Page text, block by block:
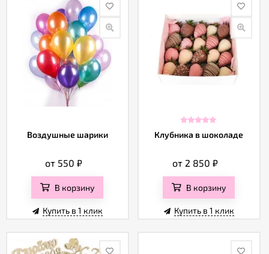
Воздушные шарики
от 550₽
В корзину
Купить в 1 клик
Клубника в шоколаде
от 2 850₽
В корзину
Купить в 1 клик